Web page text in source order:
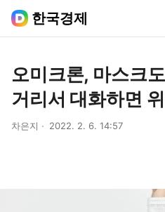
한국경제
오미크론, 마스크
거리서 대화하면
차은지 2022. 2. 6. 14:57